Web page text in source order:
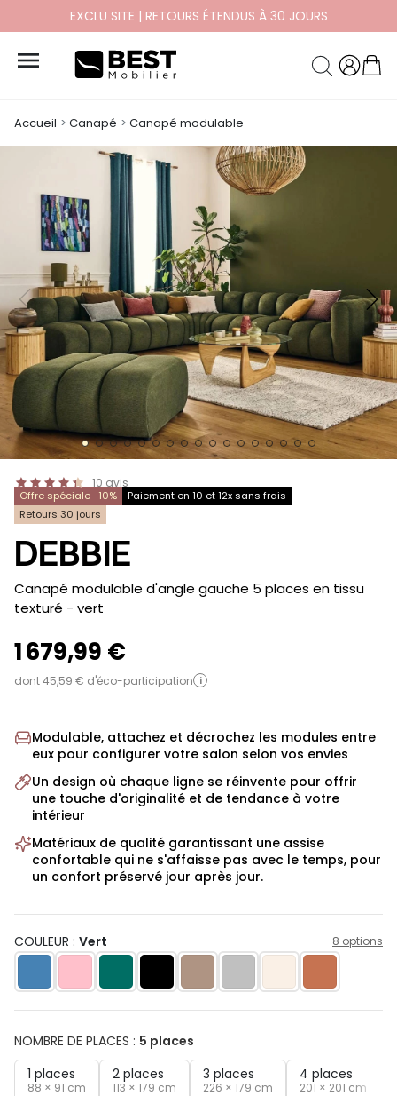
PAYEZ EN 10X ET 12X SANS FRAIS

Accueil Canapé Canapé modulable
10 avis
Offre spéciale -10%
Paiement en 10 et 12x sans frais
Retours 30 jours
DEBBIE
-
Canapé modulable d'angle gauche 5 places en tissu
texturé - vert
1 679,99 €
dont 45,59 € d'éco-participation i
Modulable, attachez et décrochez les modules entre
eux pour configurer votre salon selon vos envies
Un design où chaque ligne se réinvente pour offrir
une touche d'originalité et de tendance à votre
intérieur
Matériaux de qualité garantissant une assise
confortable qui ne s'affaisse pas avec le temps, pour
un confort préservé jour après jour.
COULEUR : Vert 8 options
NOMBRE DE PLACES : 5 places
1 places
88 × 91 cm
2 places
113 × 179 cm
3 places
226 × 179 cm
4 places
201 × 201 cm